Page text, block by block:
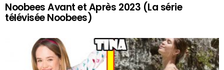
Noobees Avant et Après 2023 (La série
télévisée Noobees)